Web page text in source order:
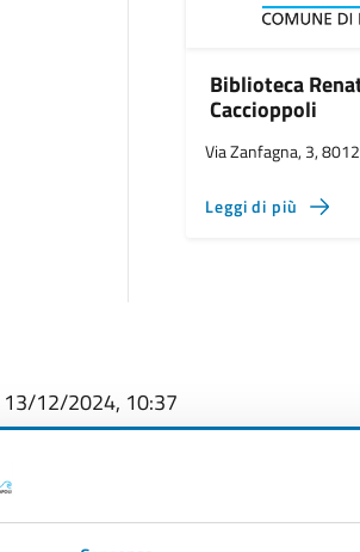
Biblioteca
Caccioppoli
Via Zanfagna, 3,
Leggi di più
13/12/2024, 10:37